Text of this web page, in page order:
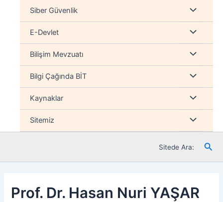
Siber Güvenlik Menu
düğmesi
E-Devlet Menu
düğmesi
Bilişim Mevzuatı Menu
düğmesi
Bilgi Çağında BİT Menu
düğmesi
Kaynaklar Menu
düğmesi
Sitemiz Menu
düğmesi
Sitede Ara:
Prof. Dr. Hasan Nuri YAŞAR